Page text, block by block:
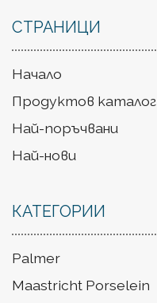
СТРАНИЦИ
Начало
Продуктов каталог
Най-поръчвани
Най-нови
КАТЕГОРИИ
Palmer
Maastricht Porselein